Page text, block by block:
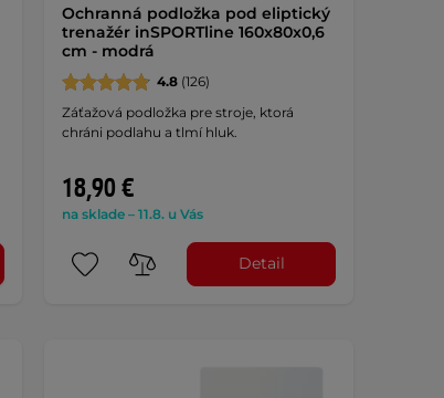
Ochranná podložka pod eliptický
trenažér inSPORTline 160x80x0,6
cm - modrá
4.8(126)
Záťažová podložka pre stroje, ktorá
chráni podlahu a tlmí hluk.
18,90 €
na sklade – 11.8. u Vás
Detail